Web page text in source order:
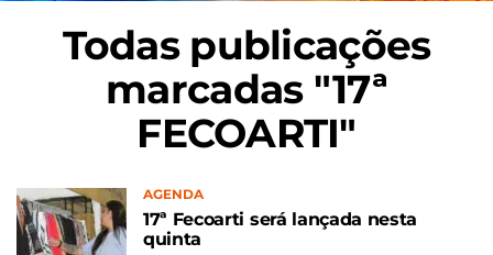
Todas publicações
marcadas "17ª
FECOARTI"
AGENDA
17ª Fecoarti será lançada nesta
quinta